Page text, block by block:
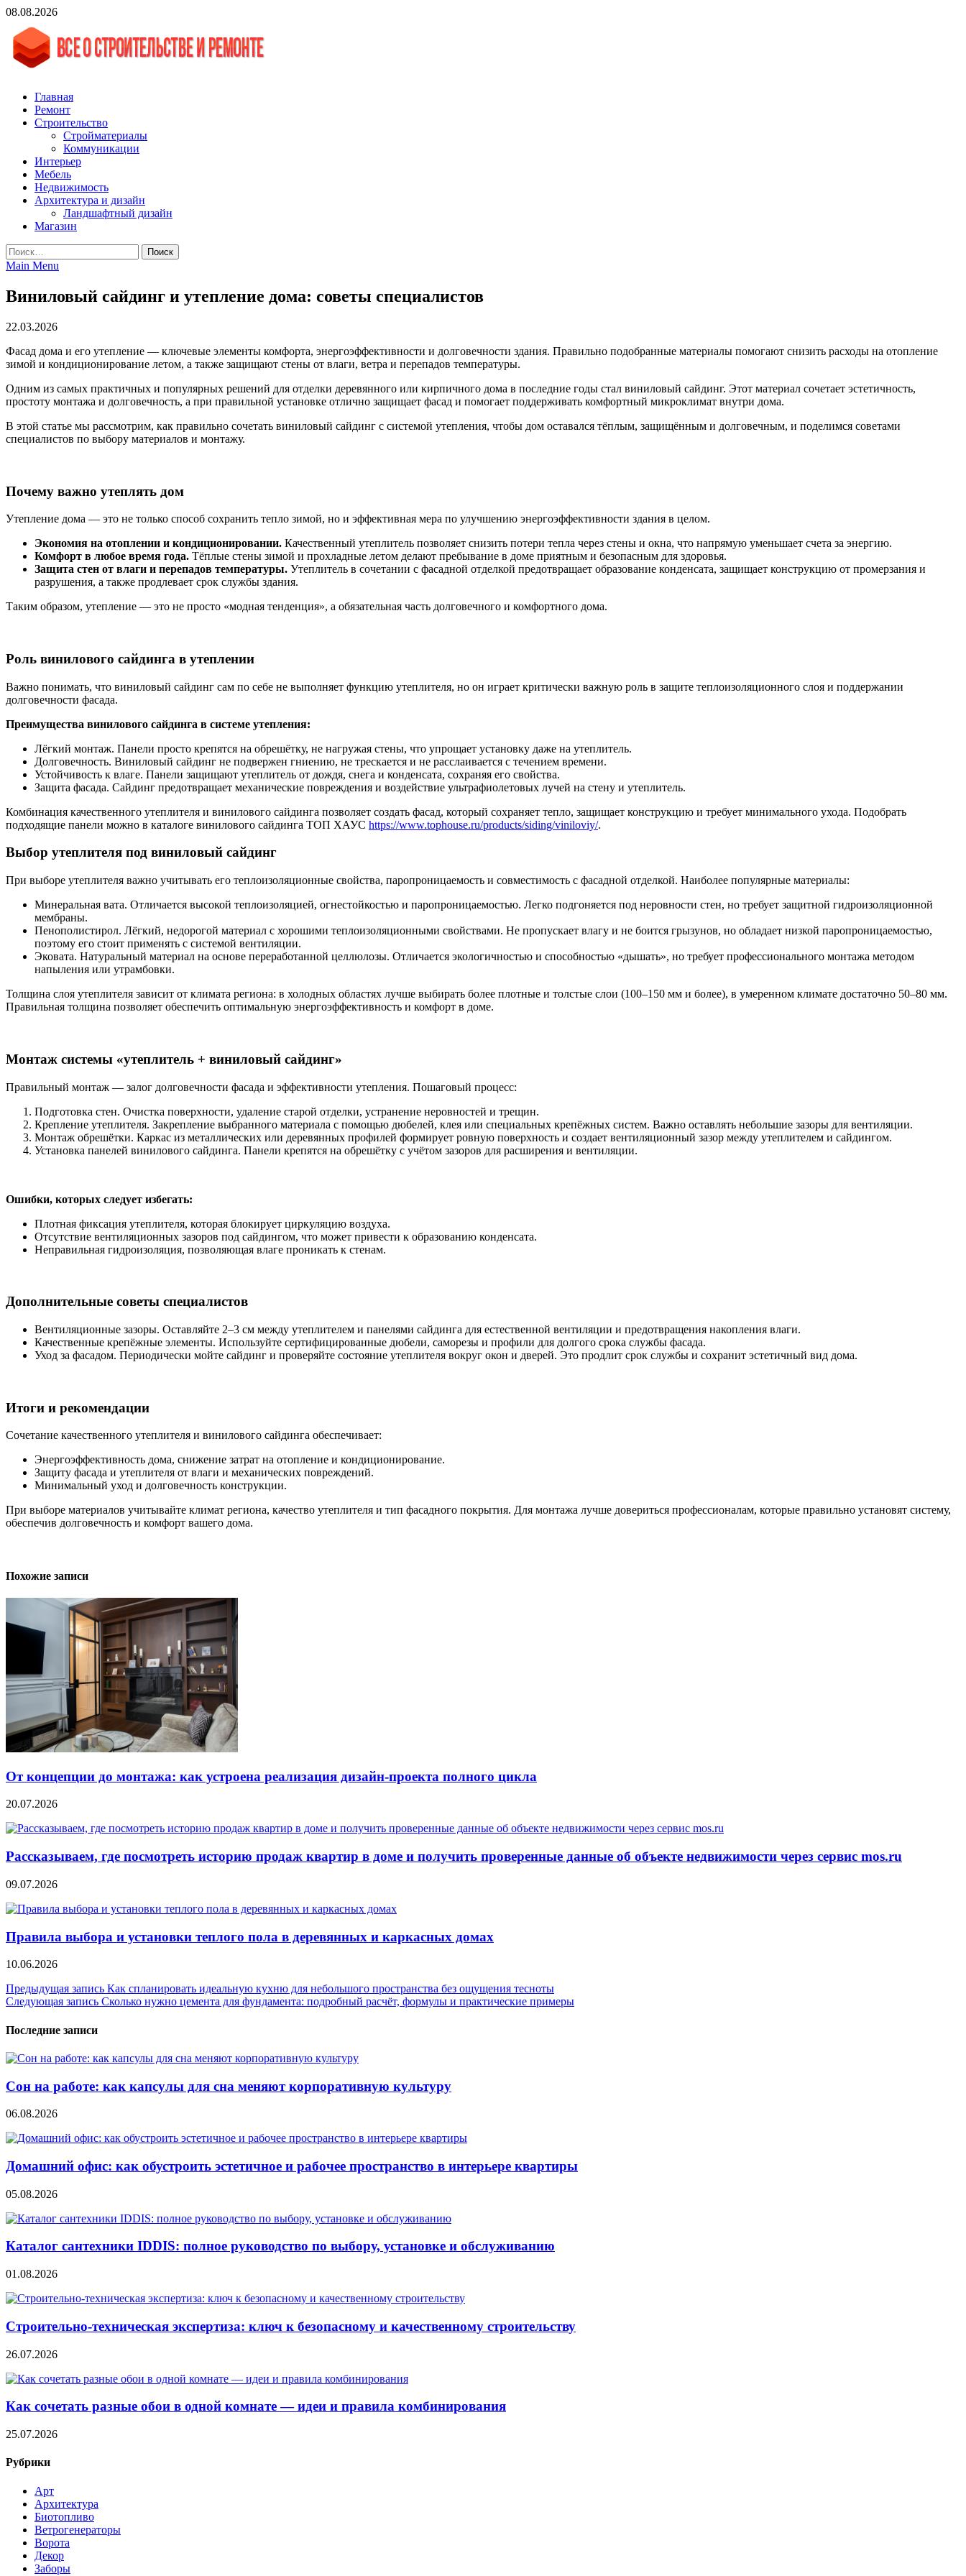
Skip
content
08.08.2026
vgasa.ru
Строительный журнал. Всё о строительстве и ремонтах
Главная
Ремонт
Строительство
Стройматериалы
Коммуникации
Интерьер
Мебель
Недвижимость
Архитектура и дизайн
Ландшафтный дизайн
Магазин
Найти:
Main Menu
Виниловый сайдинг и утепление дома: советы специалистов
22.03.2026
Фасад дома и его утепление — ключевые элементы комфорта, энергоэффективности и долговечности здания. Правильно подобранные материалы помогают снизить расходы на отопление
зимой и кондиционирование летом, а также защищают стены от влаги, ветра и перепадов температуры.
Одним из самых практичных и популярных решений для отделки деревянного или кирпичного дома в последние годы стал виниловый сайдинг. Этот материал сочетает эстетичность,
простоту монтажа и долговечность, а при правильной установке отлично защищает фасад и помогает поддерживать комфортный микроклимат внутри дома.
В этой статье мы рассмотрим, как правильно сочетать виниловый сайдинг с системой утепления, чтобы дом оставался тёплым, защищённым и долговечным, и поделимся советами
специалистов по выбору материалов и монтажу.
Почему важно утеплять дом
Утепление дома — это не только способ сохранить тепло зимой, но и эффективная мера по улучшению энергоэффективности здания в целом.
Экономия на отоплении и кондиционировании. Качественный утеплитель позволяет снизить потери тепла через стены и окна, что напрямую уменьшает счета за энергию.
Комфорт в любое время года. Тёплые стены зимой и прохладные летом делают пребывание в доме приятным и безопасным для здоровья.
Защита стен от влаги и перепадов температуры. Утеплитель в сочетании с фасадной отделкой предотвращает образование конденсата, защищает конструкцию от промерзания и
разрушения, а также продлевает срок службы здания.
Таким образом, утепление — это не просто «модная тенденция», а обязательная часть долговечного и комфортного дома.
Роль винилового сайдинга в утеплении
Важно понимать, что виниловый сайдинг сам по себе не выполняет функцию утеплителя, но он играет критически важную роль в защите теплоизоляционного слоя и поддержании
долговечности фасада.
Преимущества винилового сайдинга в системе утепления:
Лёгкий монтаж. Панели просто крепятся на обрешётку, не нагружая стены, что упрощает установку даже на утеплитель.
Долговечность. Виниловый сайдинг не подвержен гниению, не трескается и не расслаивается с течением времени.
Устойчивость к влаге. Панели защищают утеплитель от дождя, снега и конденсата, сохраняя его свойства.
Защита фасада. Сайдинг предотвращает механические повреждения и воздействие ультрафиолетовых лучей на стену и утеплитель.
Комбинация качественного утеплителя и винилового сайдинга позволяет создать фасад, который сохраняет тепло, защищает конструкцию и требует минимального ухода. Подобрать
подходящие панели можно в каталоге винилового сайдинга ТОП ХАУС https://www.tophouse.ru/products/siding/viniloviy/.
Выбор утеплителя под виниловый сайдинг
При выборе утеплителя важно учитывать его теплоизоляционные свойства, паропроницаемость и совместимость с фасадной отделкой. Наиболее популярные материалы:
Минеральная вата. Отличается высокой теплоизоляцией, огнестойкостью и паропроницаемостью. Легко подгоняется под неровности стен, но требует защитной гидроизоляционной
мембраны.
Пенополистирол. Лёгкий, недорогой материал с хорошими теплоизоляционными свойствами. Не пропускает влагу и не боится грызунов, но обладает низкой паропроницаемостью,
поэтому его стоит применять с системой вентиляции.
Эковата. Натуральный материал на основе переработанной целлюлозы. Отличается экологичностью и способностью «дышать», но требует профессионального монтажа методом
напыления или утрамбовки.
Толщина слоя утеплителя зависит от климата региона: в холодных областях лучше выбирать более плотные и толстые слои (100–150 мм и более), в умеренном климате достаточно 50–80 мм.
Правильная толщина позволяет обеспечить оптимальную энергоэффективность и комфорт в доме.
Монтаж системы «утеплитель + виниловый сайдинг»
Правильный монтаж — залог долговечности фасада и эффективности утепления. Пошаговый процесс:
Подготовка стен. Очистка поверхности, удаление старой отделки, устранение неровностей и трещин.
Крепление утеплителя. Закрепление выбранного материала с помощью дюбелей, клея или специальных крепёжных систем. Важно оставлять небольшие зазоры для вентиляции.
Монтаж обрешётки. Каркас из металлических или деревянных профилей формирует ровную поверхность и создает вентиляционный зазор между утеплителем и сайдингом.
Установка панелей винилового сайдинга. Панели крепятся на обрешётку с учётом зазоров для расширения и вентиляции.
Ошибки, которых следует избегать:
Плотная фиксация утеплителя, которая блокирует циркуляцию воздуха.
Отсутствие вентиляционных зазоров под сайдингом, что может привести к образованию конденсата.
Неправильная гидроизоляция, позволяющая влаге проникать к стенам.
Дополнительные советы специалистов
Вентиляционные зазоры. Оставляйте 2–3 см между утеплителем и панелями сайдинга для естественной вентиляции и предотвращения накопления влаги.
Качественные крепёжные элементы. Используйте сертифицированные дюбели, саморезы и профили для долгого срока службы фасада.
Уход за фасадом. Периодически мойте сайдинг и проверяйте состояние утеплителя вокруг окон и дверей. Это продлит срок службы и сохранит эстетичный вид дома.
Итоги и рекомендации
Сочетание качественного утеплителя и винилового сайдинга обеспечивает:
Энергоэффективность дома, снижение затрат на отопление и кондиционирование.
Защиту фасада и утеплителя от влаги и механических повреждений.
Минимальный уход и долговечность конструкции.
При выборе материалов учитывайте климат региона, качество утеплителя и тип фасадного покрытия. Для монтажа лучше довериться профессионалам, которые правильно установят систему,
обеспечив долговечность и комфорт вашего дома.
Похожие записи
От концепции до монтажа: как устроена реализация дизайн-проекта полного цикла
20.07.2026
Рассказываем, где посмотреть историю продаж квартир в доме и получить проверенные данные об объекте недвижимости через сервис mos.ru
09.07.2026
Правила выбора и установки теплого пола в деревянных и каркасных домах
10.06.2026
Навигация
по
записям
Предыдущая запись Как спланировать идеальную кухню для небольшого пространства без ощущения тесноты
Следующая запись Сколько нужно цемента для фундамента: подробный расчёт, формулы и практические примеры
Последние записи
Сон на работе: как капсулы для сна меняют корпоративную культуру
06.08.2026
Домашний офис: как обустроить эстетичное и рабочее пространство в интерьере квартиры
05.08.2026
Каталог сантехники IDDIS: полное руководство по выбору, установке и обслуживанию
01.08.2026
Строительно‑техническая экспертиза: ключ к безопасному и качественному строительству
26.07.2026
Как сочетать разные обои в одной комнате — идеи и правила комбинирования
25.07.2026
Рубрики
Арт
Архитектура
Биотопливо
Ветрогенераторы
Ворота
Декор
Заборы